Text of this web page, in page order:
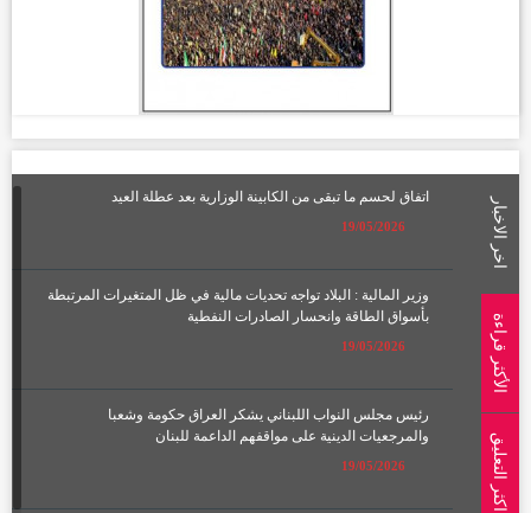
اتفاق لحسم ما تبقى من الكابينة الوزارية بعد عطلة العيد
19/05/2026
وزير المالية : البلاد تواجه تحديات مالية في ظل المتغيرات المرتبطة
بأسواق الطاقة وانحسار الصادرات النفطية
19/05/2026
رئيس مجلس النواب اللبناني يشكر العراق حكومة وشعبا
والمرجعيات الدينية على مواقفهم الداعمة للبنان
19/05/2026
اخر الاخبار
الأكثر قراءة
اكثر التعليق